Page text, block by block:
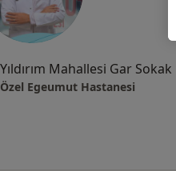
Özel Egeumut Hastanesi